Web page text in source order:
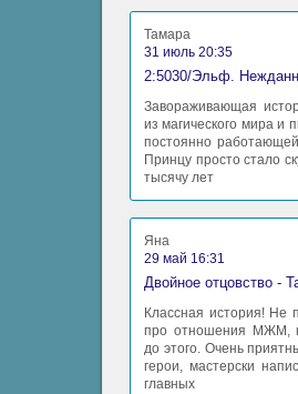
Тамара
31 июль 20:35
Завораживающая
из магического мира и
постоянно
Принцу просто стало
тысячу лет
Яна
29 май 16:31
Двойное отцовство -
Классная история! Не
про отношения МЖМ,
до этого. Очень
герои, мастерски
главных